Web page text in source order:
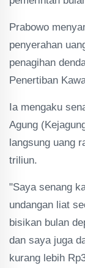
Prabowo
penyerahan
penagihan
Penertiban
Ia mengaku
Agung
langsung uang
triliun.
"Saya senang
undangan liat
bisikan bulan
dan saya juga
kurang lebih